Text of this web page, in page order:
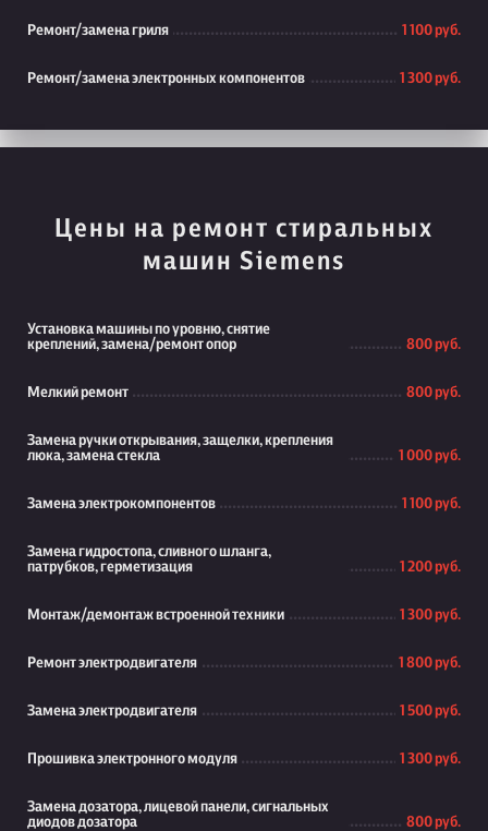
Ремонт/замена гриля 1 100 руб.
Ремонт/замена электронных компонентов 1 300 руб.
Цены на ремонт стиральных
машин Siemens
Установка машины по уровню, снятие
креплений, замена/ремонт опор
800 руб.
Мелкий ремонт 800 руб.
Замена ручки открывания, защелки, крепления
люка, замена стекла
1 000 руб.
Замена электрокомпонентов 1 100 руб.
Замена гидростопа, сливного шланга,
патрубков, герметизация
1 200 руб.
Монтаж/демонтаж встроенной техники 1 300 руб.
Ремонт электродвигателя 1 800 руб.
Замена электродвигателя 1 500 руб.
Прошивка электронного модуля 1 300 руб.
Замена дозатора, лицевой панели, сигнальных
диодов дозатора
800 руб.